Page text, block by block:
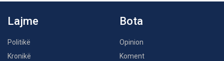
Lajme
Politikë
Kronikë
Bota
Opinion
Koment